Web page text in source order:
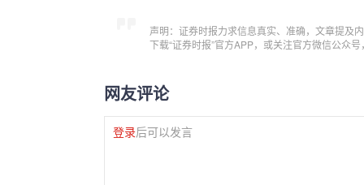
声明：证券时报力求信息真实、准确，文章提及
下载“证券时报”官方APP，或关注官方微信公众
网友评论
登录后可以发言